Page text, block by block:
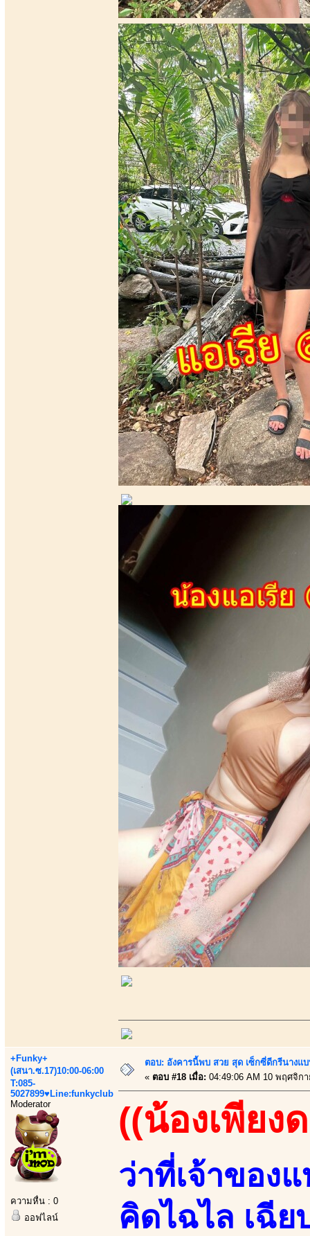
+Funky+
(เสนา.ซ.17)10:00-06:00
T:085-
5027899♥Line:funkyclub
Moderator
ความหื่น : 0
ออฟไลน์
ตอบ: อังคารนี้พบ สวย สุด เซ็กซี่ดีกรีนางแ
« ตอบ #18 เมื่อ: 04:49:06 AM 10 พฤศจิก
((น้องเพียง
ว่าที่เจ้าของ
คิดไฉไล เฉี